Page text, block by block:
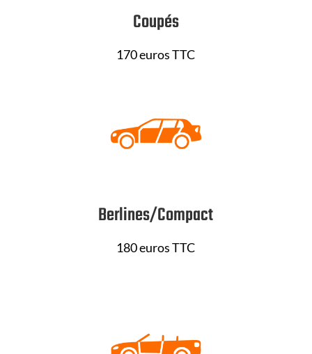
Coupés
170 euros TTC
Berlines/Compact
180 euros TTC